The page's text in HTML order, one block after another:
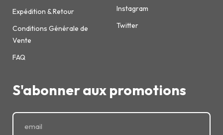
Expédition & Retour
Conditions Générale de
Vente
FAQ
Instagram
Twitter
S'abonner aux promotions